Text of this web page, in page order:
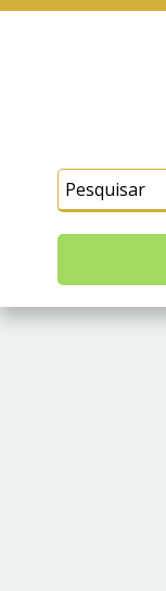
similares para
nosso site, analisar
e serviços, ajudar
marketing e
Termos e